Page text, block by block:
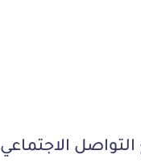
الاجتماعي